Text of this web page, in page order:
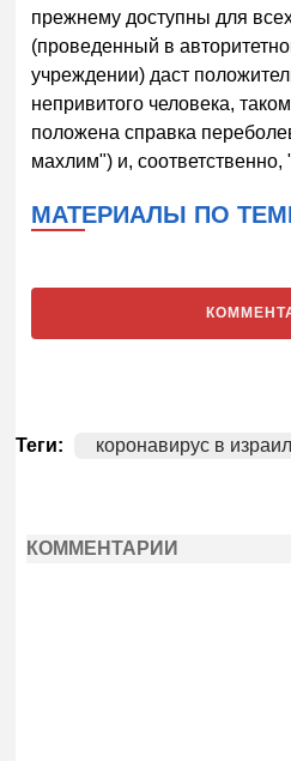
прежнему доступны для
(проведенный в
учреждении) даст
непривитого человека,
положена справка
махлим") и, соответственно,
МАТЕРИАЛЫ ПО
Теги: коронавирус в
КОММЕНТАРИИ